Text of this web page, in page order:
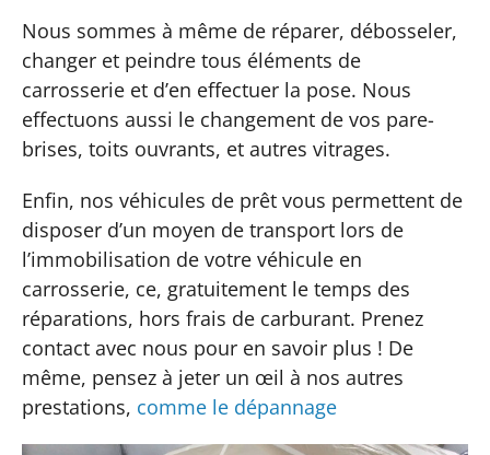
Nous sommes à même de réparer, débosseler,
changer et peindre tous éléments de
carrosserie et d’en effectuer la pose. Nous
effectuons aussi le changement de vos pare-
brises, toits ouvrants, et autres vitrages.
Enfin, nos véhicules de prêt vous permettent de
disposer d’un moyen de transport lors de
l’immobilisation de votre véhicule en
carrosserie, ce, gratuitement le temps des
réparations, hors frais de carburant. Prenez
contact avec nous pour en savoir plus ! De
même, pensez à jeter un œil à nos autres
prestations, comme le dépannage